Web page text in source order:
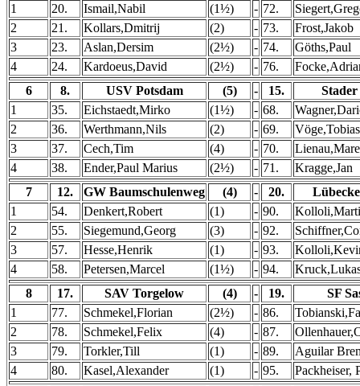
1
20. Ismail,Nabil (1½) - 72.
2
21. Kollars,Dmitrij (2) - 73.
Frost,Jakob
3
23. Aslan,Dersim (2½) - 74.
Göths,Paul
4
24. Kardoeus,David (2½) - 76.
6
8. USV Potsdam (5) - 15.
Stader
1
35. Eichstaedt,Mirko (1½) - 68.
2
36. Werthmann,Nils (2) - 69.
Vöge,Tobias
3
37. Cech,Tim (4) - 70.
4
38. Ender,Paul Marius (2½) - 71.
Kragge,Jan
7
12. GW Baumschulenweg (4) - 20.
1
54. Denkert,Robert (1) - 90.
2
55. Siegemund,Georg (3) - 92.
3
57. Hesse,Henrik (1) - 93.
4
58. Petersen,Marcel (1½) - 94.
8
17. SAV Torgelow (4) - 19.
SF
1
77. Schmekel,Florian (2½) - 86.
2
78. Schmekel,Felix (4) - 87.
3
79. Torkler,Till (1) - 89.
Aguilar
4
80. Kasel,Alexander (1) - 95.
Packheiser,